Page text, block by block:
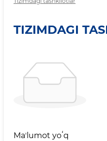
TIZIMDAGI
Maʼlumot yoʻq